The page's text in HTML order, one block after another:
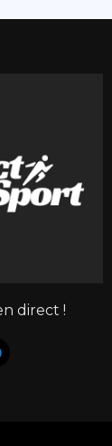
direct !